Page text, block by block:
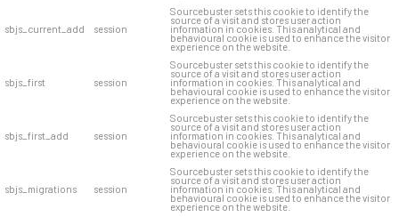
sbjs_current_add session
Sourcebuster sets this cookie to identify the
source of a visit and stores user action
information in cookies. This analytical and
behavioural cookie is used to enhance the visitor
experience on the website.
sbjs_first session
Sourcebuster sets this cookie to identify the
source of a visit and stores user action
information in cookies. This analytical and
behavioural cookie is used to enhance the visitor
experience on the website.
sbjs_first_add session
Sourcebuster sets this cookie to identify the
source of a visit and stores user action
information in cookies. This analytical and
behavioural cookie is used to enhance the visitor
experience on the website.
sbjs_migrations session
Sourcebuster sets this cookie to identify the
source of a visit and stores user action
information in cookies. This analytical and
behavioural cookie is used to enhance the visitor
experience on the website.